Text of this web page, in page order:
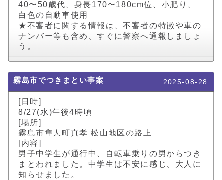
40〜50歳代、身長170〜180cm位、小肥り、
白色の自動車使用
★不審者に関する情報は、不審者の特徴や車の
ナンバー等も含め、すぐに警察へ通報しましょ
う。
霧島市でつきまとい事案 2025-08-28
[日時]
8/27(水)午後4時頃
[場所]
霧島市隼人町真孝 松山地区の路上
[内容]
男子中学生が通行中、自転車乗りの男からつき
まとわれました。中学生は不安に感じ、大人に
知らせました。